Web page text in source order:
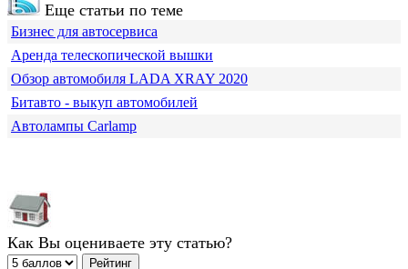
Еще статьи по теме
Бизнес для автосервиса
Аренда телескопической вышки
Обзор автомобиля LADA XRAY 2020
Битавто - выкуп автомобилей
Автолампы Carlamp
Как Вы оцениваете эту статью?